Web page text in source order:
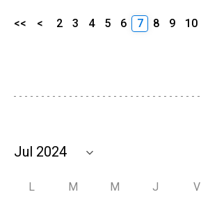
<< < 2 3 4 5 6 7 8 9 10
L M M J V